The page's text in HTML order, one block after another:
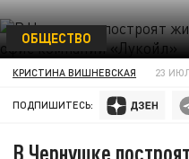
ОБЩЕСТВО
КРИСТИНА ВИШНЕВСКАЯ 23
ПОДПИШИТЕСЬ:
В Чернушке